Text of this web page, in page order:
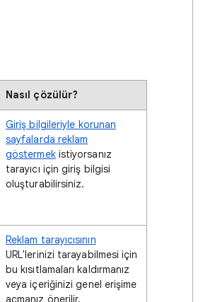
Nasıl çözülür?
Giriş bilgileriyle korunan
sayfalarda reklam
göstermekistiyorsanız
tarayıcı için giriş bilgisi
oluşturabilirsiniz.
Reklam tarayıcısının
URL'lerinizi tarayabilmesi için
bu kısıtlamaları kaldırmanız
veya içeriğinizi genel erişime
açmanız önerilir.